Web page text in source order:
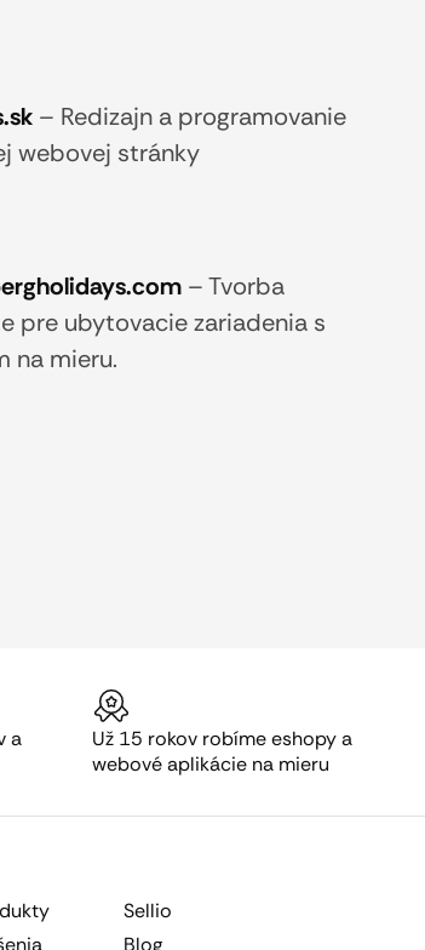
– Redizajn a programovanie
webovej stránky
–Tvorba
pre ubytovacie zariadenia s
na mieru.
a
Už 15 rokov robíme eshopy a
webové aplikácie na mieru
Sellio
Blog